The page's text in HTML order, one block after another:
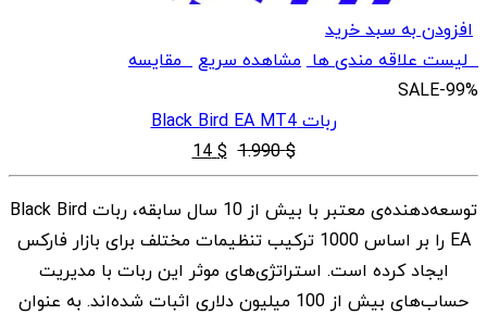
افزودن به سبد خرید
لیست علاقه مندی ها مشاهده سریعمقایسه
SALE-99%
ربات Black Bird EA MT4
$
1.990
قیمت
اصلی
$ 1.990
بود.
$
14
قیمت
فعلی
$ 14
است.
توسعه‌دهنده‌ی معتبر با بیش از 10 سال سابقه، ربات Black Bird
EA را بر اساس 1000 ترکیب تنظیمات مختلف برای بازار فارکس
ایجاد کرده است. استراتژی‌های موثر این ربات با مدیریت
حساب‌های بیش از 100 میلیون دلاری اثبات شده‌اند. به عنوان